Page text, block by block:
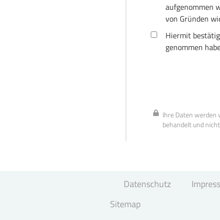
Sitemap
aufgenommen
von Gründen
Hiermit
genommen
Ihre Daten werden
behandelt und
Datenschutz